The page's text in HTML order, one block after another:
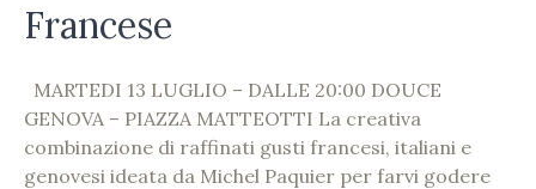
Francese
MARTEDI 13 LUGLIO – DALLE 20:00 DOUCE
GENOVA – PIAZZA MATTEOTTI La creativa
combinazione di raffinati gusti francesi, italiani e
genovesi ideata da Michel Paquier per farvi godere